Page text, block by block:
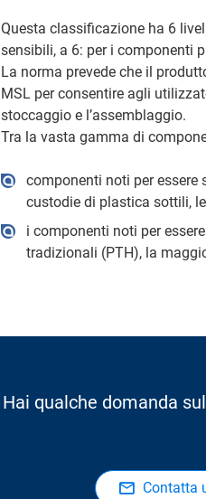
Questa classificazione ha 6
sensibili, a 6: per i componenti
La norma prevede che il
MSL per consentire agli
stoccaggio e l’assemblaggio.
Tra la vasta gamma di
componenti noti per
custodie di plastica sottili,
i componenti noti per
tradizionali (PTH), la
Hai qualche domanda
Contatta